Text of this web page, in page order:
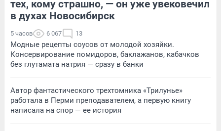
тех, кому страшно, — он уже увековечил
в духах Новосибирск
5 часов 6 067 13
Модные рецепты соусов от молодой хозяйки.
Консервирование помидоров, баклажанов, кабачков
без глутамата натрия — сразу в банки
Автор фантастического трехтомника «Трилунье»
работала в Перми преподавателем, а первую книгу
написала на спор — ее история